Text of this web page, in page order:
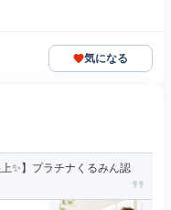
気になる
✨】プラチナくるみん認